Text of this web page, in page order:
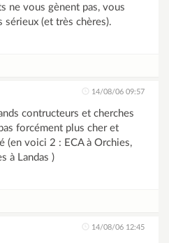
ne vous gènent pas, vous
sérieux (et très chères).
14/08/06 09:57
contructeurs et cherches
forcément plus cher et
(en voici 2 : ECA à Orchies,
à Landas )
14/08/06 12:45